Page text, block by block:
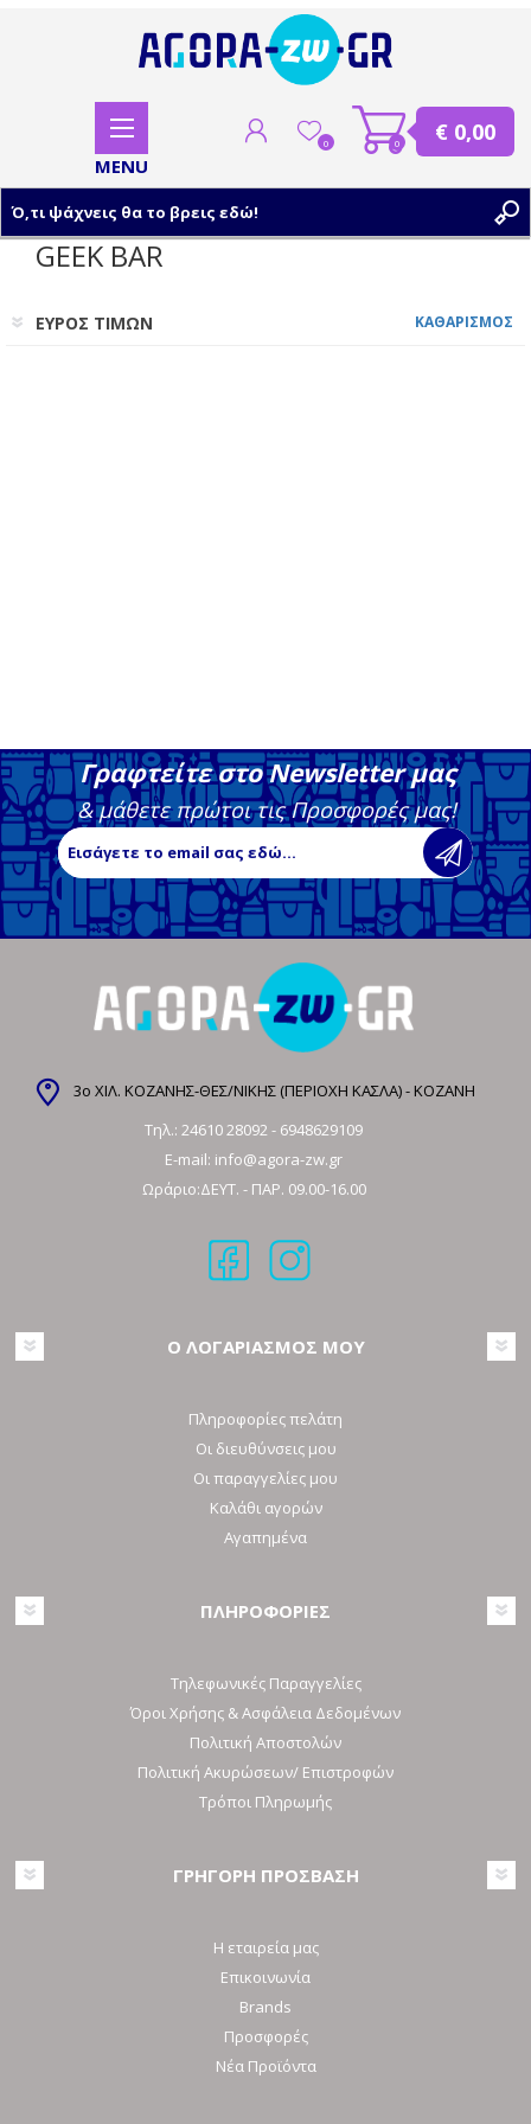
ΣΥΝΔΕΣΗ
0 0 € 0,00
GEEK BAR
ΕΥΡΟΣ ΤΙΜΩΝ ΚΑΘΑΡΙΣΜΟΣ
Γραφτείτε στο Newsletter μας
& μάθετε πρώτοι τις Προσφορές μας!
3ο ΧΙΛ. ΚΟΖΑΝΗΣ-ΘΕΣ/ΝΙΚΗΣ (ΠΕΡΙΟΧΗ ΚΑΣΛΑ) - ΚΟΖΑΝΗ
Τηλ.: 24610 28092- 6948629109
E-mail: info@agora-zw.gr
Ωράριο:ΔΕΥΤ. - ΠΑΡ. 09.00-16.00
Ο ΛΟΓΑΡΙΑΣΜΟΣ ΜΟΥ
Πληροφορίες πελάτη
Οι διευθύνσεις μου
Οι παραγγελίες μου
Καλάθι αγορών
Αγαπημένα
ΠΛΗΡΟΦΟΡΙΕΣ
Τηλεφωνικές Παραγγελίες
Όροι Χρήσης & Ασφάλεια Δεδομένων
Πολιτική Αποστολών
Πολιτική Ακυρώσεων/ Επιστροφών
Τρόποι Πληρωμής
ΓΡΗΓΟΡΗ ΠΡΟΣΒΑΣΗ
Η εταιρεία μας
Επικοινωνία
Brands
Προσφορές
Νέα Προϊόντα